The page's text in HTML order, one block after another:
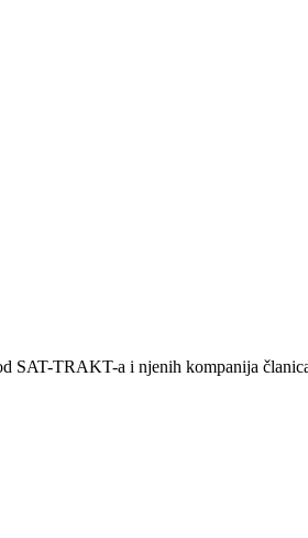
SAT-TRAKT-a i njenih kompanija